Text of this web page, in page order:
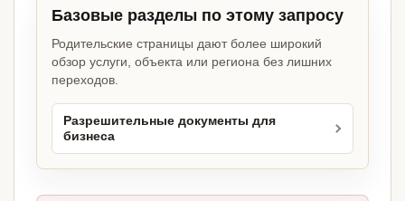
Базовые разделы по этому запросу
Родительские страницы дают более широкий
обзор услуги, объекта или региона без лишних
переходов.
Разрешительные документы для
бизнеса